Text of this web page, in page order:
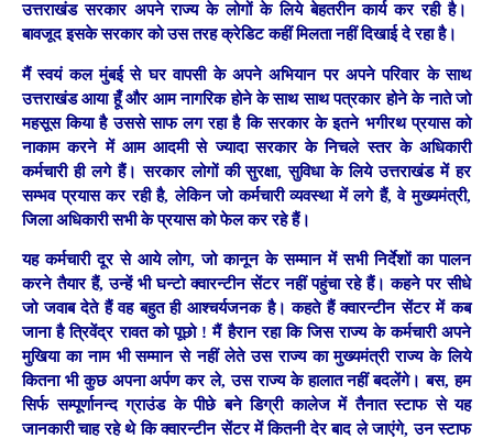
उत्तराखंड सरकार अपने राज्य के लोगों के लिये बेहतरीन कार्य कर रही है।
बावजूद इसके सरकार को उस तरह क्रेडिट कहीं मिलता नहीं दिखाई दे रहा है।
मैं स्वयं कल मुंबई से घर वापसी के अपने अभियान पर अपने परिवार के साथ
उत्तराखंड आया हूँ और आम नागरिक होने के साथ साथ पत्रकार होने के नाते जो
महसूस किया है उससे साफ लग रहा है कि सरकार के इतने भगीरथ प्रयास को
नाकाम करने में आम आदमी से ज्यादा सरकार के निचले स्तर के अधिकारी
कर्मचारी ही लगे हैं। सरकार लोगों की सुरक्षा, सुविधा के लिये उत्तराखंड में हर
सम्भव प्रयास कर रही है, लेकिन जो कर्मचारी व्यवस्था में लगे हैं, वे मुख्यमंत्री,
जिला अधिकारी सभी के प्रयास को फेल कर रहे हैं।
यह कर्मचारी दूर से आये लोग, जो कानून के सम्मान में सभी निर्देशों का पालन
करने तैयार हैं, उन्हें भी घन्टो क्वारन्टीन सेंटर नहीं पहुंचा रहे हैं। कहने पर सीधे
जो जवाब देते हैं वह बहुत ही आश्चर्यजनक है। कहते हैं क्वारन्टीन सेंटर में कब
जाना है त्रिवेंद्र रावत को पूछो ! मैं हैरान रहा कि जिस राज्य के कर्मचारी अपने
मुखिया का नाम भी सम्मान से नहीं लेते उस राज्य का मुख्यमंत्री राज्य के लिये
कितना भी कुछ अपना अर्पण कर ले, उस राज्य के हालात नहीं बदलेंगे। बस, हम
सिर्फ सम्पूर्णानन्द ग्राउंड के पीछे बने डिग्री कालेज में तैनात स्टाफ से यह
जानकारी चाह रहे थे कि क्वारन्टीन सेंटर में कितनी देर बाद ले जाएंगे, उन स्टाफ